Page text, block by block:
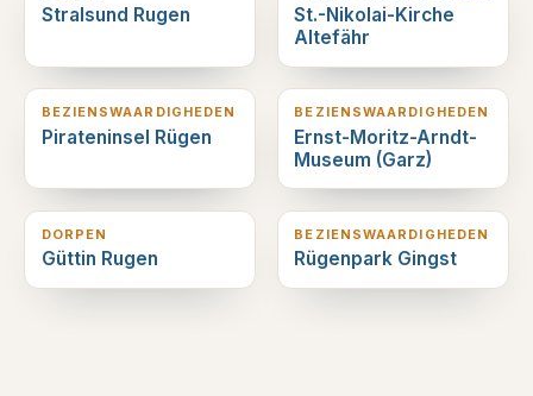
Stralsund Rugen
St.-Nikolai-Kirche
Altefähr
9 km verderop
BEZIENSWAARDIGHEDEN
Pirateninsel Rügen
17 km verderop
BEZIENSWAARDIGHEDEN
Ernst-Moritz-Arndt-
Museum (Garz)
17 km verderop
DORPEN
Güttin Rugen
19 km verderop
BEZIENSWAARDIGHEDEN
Rügenpark Gingst